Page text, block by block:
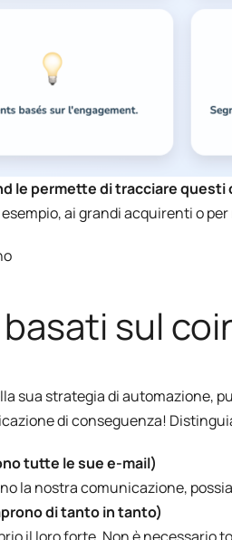
le permette di tracciare
esempio, ai grandi acquirenti o
sul
sua strategia di automazione,
di conseguenza!
tutte le sue e-mail)
la nostra comunicazione,
di tanto in tanto)